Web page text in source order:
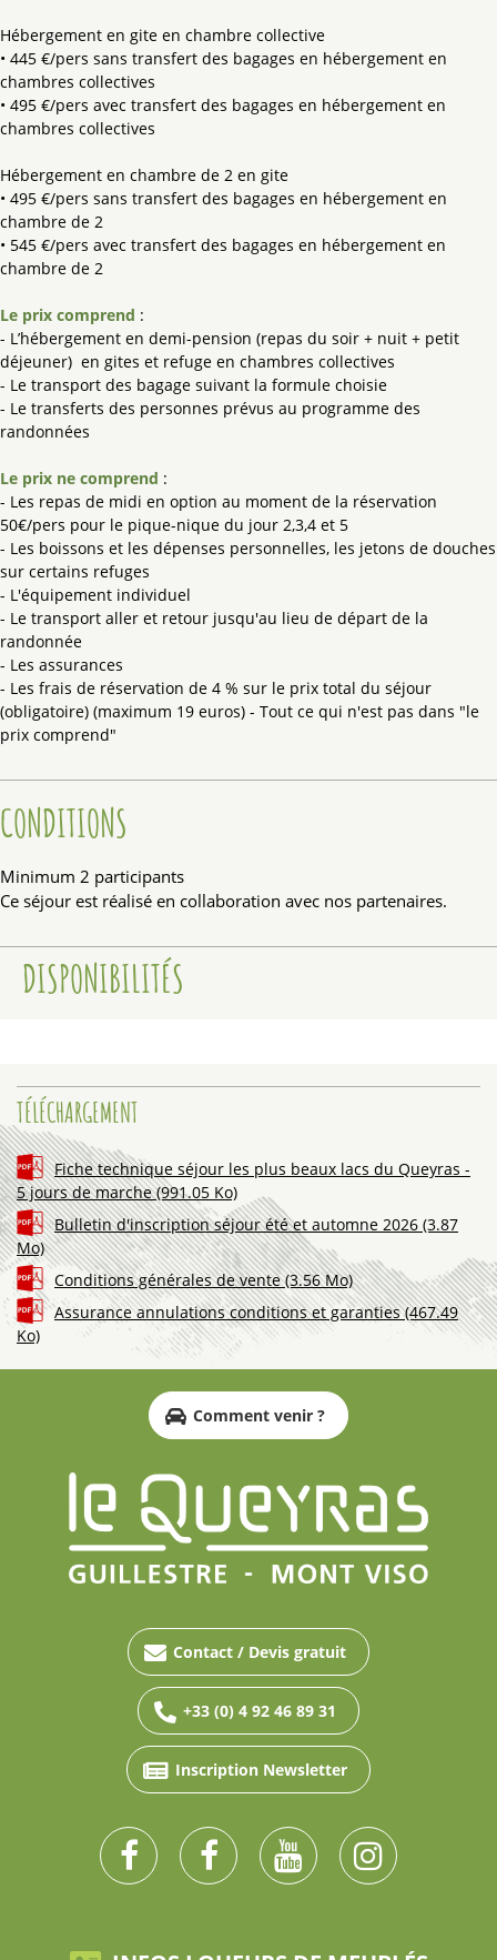
Hébergement en gite en chambre collective
• 445 €/pers sans transfert des bagages en hébergement en
chambres collectives
• 495 €/pers avec transfert des bagages en hébergement en
chambres collectives
Hébergement en chambre de 2 en gite
• 495 €/pers sans transfert des bagages en hébergement en
chambre de 2
• 545 €/pers avec transfert des bagages en hébergement en
chambre de 2
Le prix comprend :
- L’hébergement en demi-pension (repas du soir + nuit + petit
déjeuner) en gites et refuge en chambres collectives
- Le transport des bagage suivant la formule choisie
- Le transferts des personnes prévus au programme des
randonnées
Le prix ne comprend :
- Les repas de midi en option au moment de la réservation
50€/pers pour le pique-nique du jour 2,3,4 et 5
- Les boissons et les dépenses personnelles, les jetons de douches
sur certains refuges
- L'équipement individuel
- Le transport aller et retour jusqu'au lieu de départ de la
randonnée
- Les assurances
- Les frais de réservation de 4 % sur le prix total du séjour
(obligatoire) (maximum 19 euros) - Tout ce qui n'est pas dans "le
prix comprend"
CONDITIONS
Minimum 2 participants
Ce séjour est réalisé en collaboration avec nos partenaires.
DISPONIBILITÉS
TÉLÉCHARGEMENT
Fiche technique séjour les plus beaux lacs du Queyras -
5 jours de marche(991.05 Ko)
Bulletin d'inscription séjour été et automne 2026 (3.87
Mo)
Conditions générales de vente(3.56 Mo)
Assurance annulations conditions et garanties(467.49
Ko)
Comment venir ?
Contact / Devis gratuit
+33 (0) 4 92 46 89 31
Inscription Newsletter